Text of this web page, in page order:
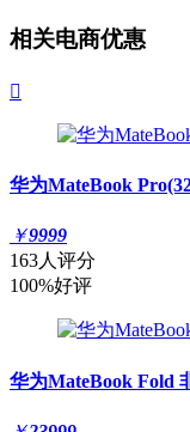
相关电商优惠

华为MateBook
￥9999
163人评分
100%好评
华为MateBook Fold